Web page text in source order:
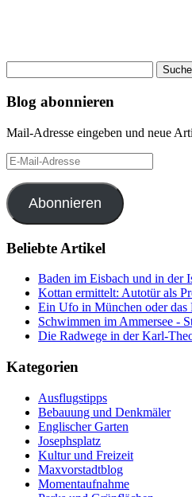
nach:
Blog abonnieren
Mail-Adresse eingeben und neue
E-
Mail-
Adresse
Abonnieren
Beliebte Artikel
Baden im Eisbach und in der
Kottan ermittelt: Autotür als
Ein Ufo in München oder das
Schwimmen im Ammersee -
Die Radwege in der Karl-
Kategorien
Ausflugstipps
Bebauung und Denkmäler
Englischer Garten
Josephsplatz
Kultur und Freizeit
Maxvorstadtblog
Momentaufnahme